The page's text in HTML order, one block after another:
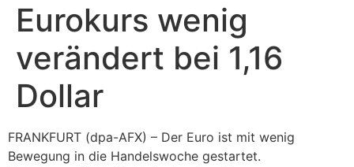
Eurokurs wenig
verändert bei 1,16
Dollar
FRANKFURT (dpa-AFX) – Der Euro ist mit wenig
Bewegung in die Handelswoche gestartet.